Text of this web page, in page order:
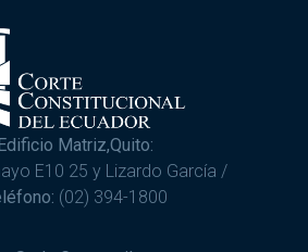
Edificio Matriz,Quito:
E10 25 y Lizardo García /
(02) 394-1800